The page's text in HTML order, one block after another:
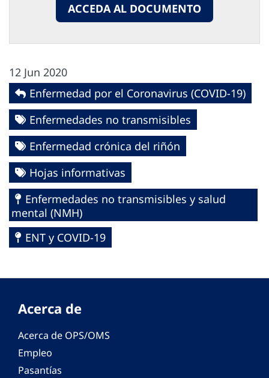
ACCEDA AL DOCUMENTO
12 Jun 2020
Enfermedad por el Coronavirus ‎‎(COVID-19)‎
Enfermedades no transmisibles
Enfermedad crónica del riñón
Hojas informativas
Enfermedades no transmisibles y salud
mental (NMH)
ENT y COVID-19
Acerca de
Acerca de OPS/OMS
Empleo
Pasantías